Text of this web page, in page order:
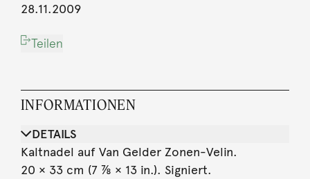
28.11.2009
Teilen
INFORMATIONEN
DETAILS
Kaltnadel auf Van Gelder Zonen-Velin.
20 × 33 cm (7 ⅞ × 13 in.). Signiert.